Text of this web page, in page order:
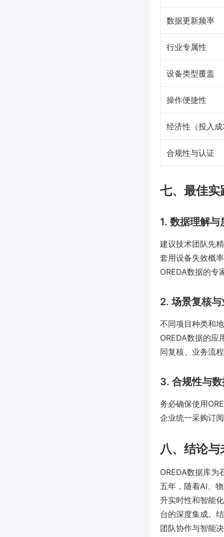
数据更新频率
行业专属性
设备类型覆盖
操作便捷性
经济性（投入
合规性与认证
七、最佳实
1. 数据理解与
建议技术团队先
套用设备失效概
OREDA数据的专
2. 场景复核
不同项目种类和
OREDA数据的应
同复核、业务流
3. 合规性与
务必确保使用
企业统一采购订
八、结论
OREDA数据库为
五年，随着AI、
升实时性和智能
台的深度集成。
团队协作与智能